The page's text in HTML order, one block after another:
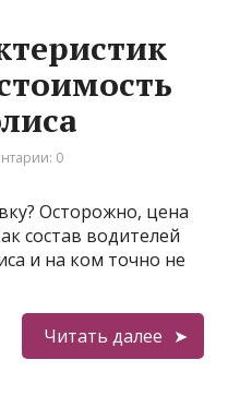
0
Осторожно, цена
состав водителей
и на ком точно не
Читать далее